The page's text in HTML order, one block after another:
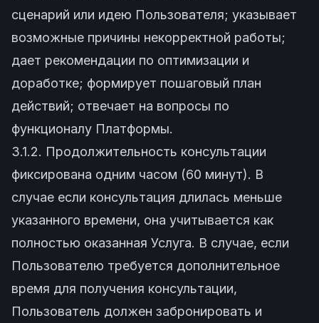
сценарий или идею Пользователя; указывает
возможные причины некорректной работы;
дает рекомендации по оптимизации и
доработке; формирует пошаговый план
действий; отвечает на вопросы по
функционалу Платформы.
3.1.2. Продолжительность консультации
фиксирована одним часом (60 минут). В
случае если консультация длилась меньше
указанного времени, она учитывается как
полностью оказанная Услуга. В случае, если
Пользователю требуется дополнительное
время для получения консультации,
Пользователь должен забронировать и